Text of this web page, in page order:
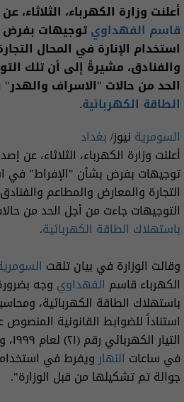
أعلنت وزارة الكهرباء، الثلاثاء،
قاسم الفهداويتوجيهات بفرض
استخدام الإنارة في المحال
والفنادق، مشيرةً إلى أن تلك
الحد من حالات "الاسراف والهدر"
الطاقة الكهربائية.
السومرية نيوز/بغداد
أعلنت وزارة الكهرباء، الثلاثاء، عن
توجيهات بفرض بشأن "الإفراط" في
التجارة والمعارض والمطاعم
التوجيهات جاءت من أجل الحد من
باستهلاك الطاقة الكهربائية.
وقالت الوزارة في بيان تلقت
الكهرباء قاسم الفهداوي وجه
باستهلاك الطاقة الكهربائية،
استناداً للضوابط القانونية
في ساعات النهارويفرط في
جوالة تم تشكيلها من قبل الوزارة".